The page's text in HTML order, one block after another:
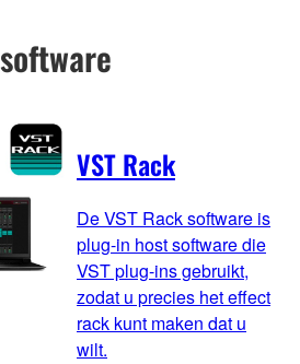
VST Rack
De VST Rack software is
plug-in host software die
VST plug-ins gebruikt,
zodat u precies het effect
rack kunt maken dat u
wilt.